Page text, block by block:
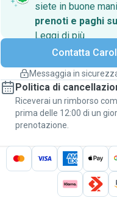
siete in buone
prenoti e paghi
Leggi di piùPagamenti
Assistenza se
Prenotazioni
Stai su Pawshake - dal
pagamento - per
Pawshake.
Contatta
Messaggia in
Politica di
Riceverai un rimborso
prima delle 12:00 di un
prenotazione.